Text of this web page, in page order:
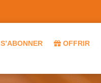
S’ABONNER OFFRIR